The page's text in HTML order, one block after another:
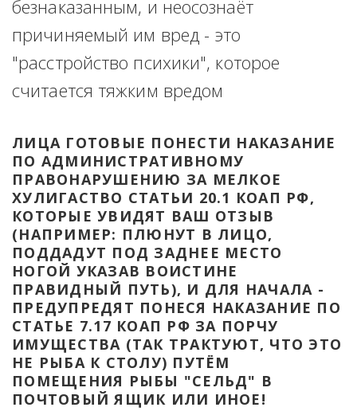
безнаказанным, и неосознаёт
причиняемый им вред - это
"расстройство психики", которое
считается тяжким вредом
ЛИЦА ГОТОВЫЕ ПОНЕСТИ НАКАЗАНИЕ
ПО АДМИНИСТРАТИВНОМУ
ПРАВОНАРУШЕНИЮ ЗА МЕЛКОЕ
ХУЛИГАСТВО СТАТЬИ 20.1 КОАП РФ,
КОТОРЫЕ УВИДЯТ ВАШ ОТЗЫВ
(НАПРИМЕР: ПЛЮНУТ В ЛИЦО,
ПОДДАДУТ ПОД ЗАДНЕЕ МЕСТО
НОГОЙ УКАЗАВ ВОИСТИНЕ
ПРАВИДНЫЙ ПУТЬ), И ДЛЯ НАЧАЛА -
ПРЕДУПРЕДЯТ ПОНЕСЯ НАКАЗАНИЕ ПО
СТАТЬЕ 7.17 КОАП РФ ЗА ПОРЧУ
ИМУЩЕСТВА (ТАК ТРАКТУЮТ, ЧТО ЭТО
НЕ РЫБА К СТОЛУ) ПУТЁМ
ПОМЕЩЕНИЯ РЫБЫ "СЕЛЬД" В
ПОЧТОВЫЙ ЯЩИК ИЛИ ИНОЕ!